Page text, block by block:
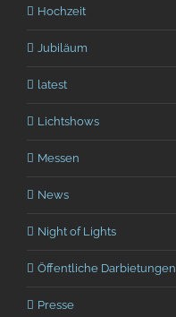
Hochzeit
Jubiläum
latest
Lichtshows
Messen
News
Night of Lights
Öffentliche Darbietungen
Presse